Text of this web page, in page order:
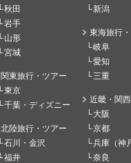
秋田
岩手
山形
宮城
関東旅行・ツアー
東京
千葉・ディズニー
北陸旅行・ツアー
石川・金沢
福井
新潟
東海旅行
岐阜
愛知
三重
近畿・関
大阪
京都
兵庫（神
奈良